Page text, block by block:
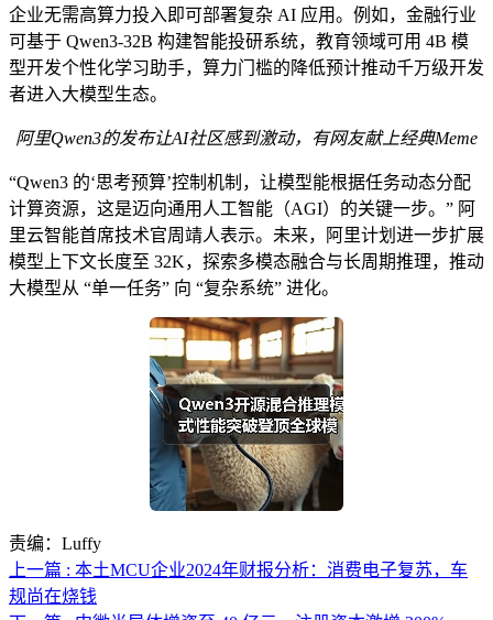
企业无需高算力投入即可部署复杂 AI 应用。例如，金融行业
可基于 Qwen3-32B 构建智能投研系统，教育领域可用 4B 模
型开发个性化学习助手，算力门槛的降低预计推动千万级开发
者进入大模型生态。
阿里Qwen3的发布让AI社区感到激动，有网友献上经典Meme
“Qwen3 的‘思考预算’控制机制，让模型能根据任务动态分配
计算资源，这是迈向通用人工智能（AGI）的关键一步。” 阿
里云智能首席技术官周靖人表示。未来，阿里计划进一步扩展
模型上下文长度至 32K，探索多模态融合与长周期推理，推动
大模型从 “单一任务” 向 “复杂系统” 进化。
责编：Luffy
上一篇 : 本土MCU企业2024年财报分析：消费电子复苏，车
规尚在烧钱